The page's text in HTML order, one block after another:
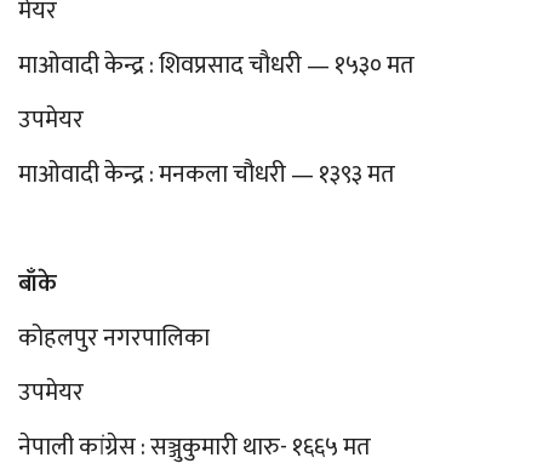
मेयर
माओवादी केन्द्र : शिवप्रसाद चौधरी — १५३० मत
उपमेयर
माओवादी केन्द्र : मनकला चौधरी — १३९३ मत
बाँके
कोहलपुर नगरपालिका
उपमेयर
नेपाली कांग्रेस : सञ्जुकुमारी थारु- १६६५ मत